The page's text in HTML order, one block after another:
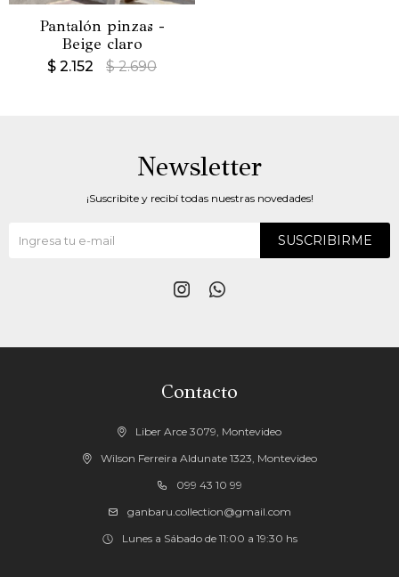
Pantalón pinzas -
Beige claro
$ 2.152 $ 2.690
Contacto
Liber Arce 3079, Montevideo
Wilson Ferreira Aldunate 1323, Montevideo
099 43 10 99
ganbaru.collection@gmail.com
Lunes a Sábado de 11:00 a 19:30 hs
Newsletter
¡Suscribite y recibí todas nuestras novedades!
SUSCRIBIRME
 